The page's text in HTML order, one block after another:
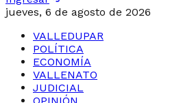
jueves, 6 de agosto de 2026
VALLEDUPAR
POLÍTICA
ECONOMÍA
VALLENATO
JUDICIAL